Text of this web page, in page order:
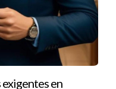
los resultados son
la contingencia
proceso.
está caliente y
podría ser
en